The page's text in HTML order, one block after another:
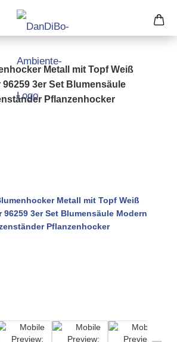
Metall mit Topf Weiß
3er Set Blumensäule
Pflanzenhocker